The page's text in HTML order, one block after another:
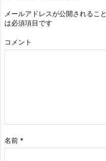
メールアドレスが公開されるこ
は必須項目です
コメント
名前 *